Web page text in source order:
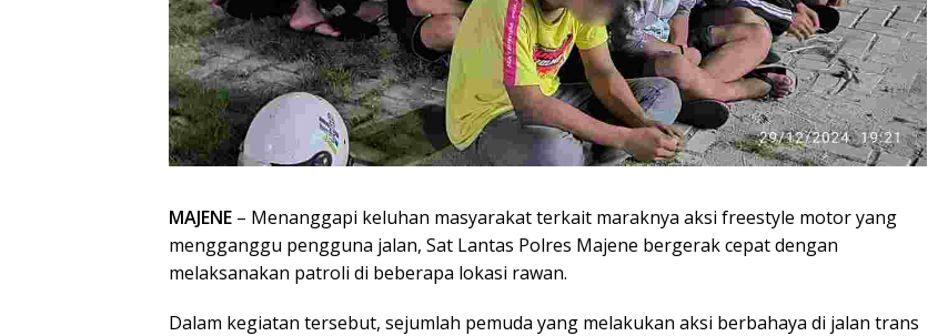
MAJENE – Menanggapi keluhan masyarakat terkait maraknya aksi freestyle motor yang
mengganggu pengguna jalan, Sat Lantas Polres Majene bergerak cepat dengan
melaksanakan patroli di beberapa lokasi rawan.
Dalam kegiatan tersebut, sejumlah pemuda yang melakukan aksi berbahaya di jalan trans